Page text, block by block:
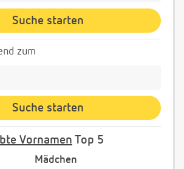
zum
Vornamen Top 5
Mädchen